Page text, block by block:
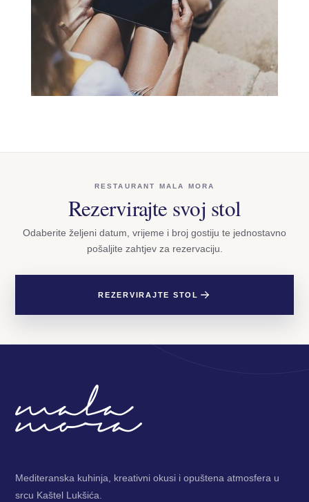
RESTAURANT MALA MORA
Rezervirajte svoj stol
Odaberite željeni datum, vrijeme i broj gostiju te jednostavno
pošaljite zahtjev za rezervaciju.
REZERVIRAJTE STOL
Mediteranska kuhinja, kreativni okusi i opuštena atmosfera u
srcu Kaštel Lukšića.